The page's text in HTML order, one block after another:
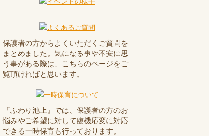
保護者の方からよくいただくご質問を
まとめました。気になる事や不安に思
う事がある際は、こちらのページをご
覧頂ければと思います。
『ふわり池上』では、保護者の方のお
悩みやご希望に対して臨機応変に対応
できる一時保育も行っております。